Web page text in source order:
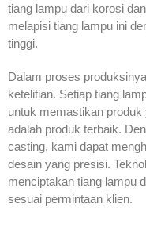
tiang lampu dari korosi
melapisi tiang lampu ini
tinggi.
Dalam proses
ketelitian. Setiap tiang
untuk memastikan
adalah produk terbaik.
casting, kami dapat
desain yang presisi.
menciptakan tiang lampu
sesuai permintaan klien.